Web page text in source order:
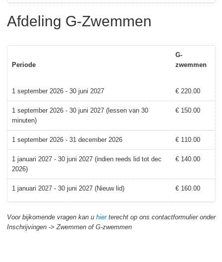
Afdeling G-Zwemmen
Periode
G-
zwemmen
1 september 2026 - 30 juni 2027 € 220.00
1 september 2026 - 30 juni 2027 (lessen van 30
minuten)
€ 150.00
1 september 2026 - 31 december 2026 € 110.00
1 januari 2027 - 30 juni 2027 (indien reeds lid tot dec
2026)
€ 140.00
1 januari 2027 - 30 juni 2027 (Nieuw lid) € 160.00
Voor bijkomende vragen kan u hierterecht op ons contactformulier onder
Inschrijvingen -> Zwemmen of G-zwemmen